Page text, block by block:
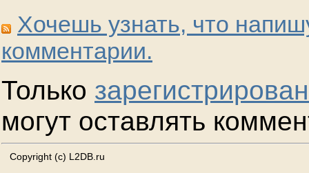
Хочешь узнать, что
комментарии.
Только
могут оставлять
Copyright (c) L2DB.ru